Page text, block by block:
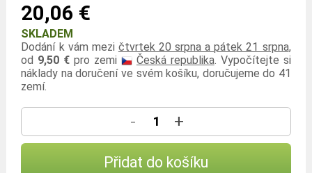
20,06 €
SKLADEM
Dodání k vám mezi čtvrtek 20 srpna a pátek 21 srpna,
od 9,50 € pro zemi Česká republika. Vypočítejte si
náklady na doručení ve svém košíku, doručujeme do 41
zemí.
- +
Přidat do košíku